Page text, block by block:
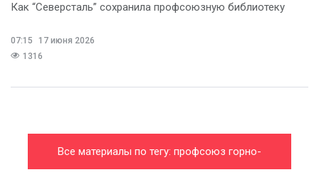
Как “Северсталь” сохранила профсоюзную библиотеку
07:15
17 июня 2026
1316
Все материалы по тегу: профсоюз горно-